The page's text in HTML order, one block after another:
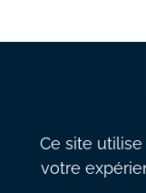
Ce site utilise
votre